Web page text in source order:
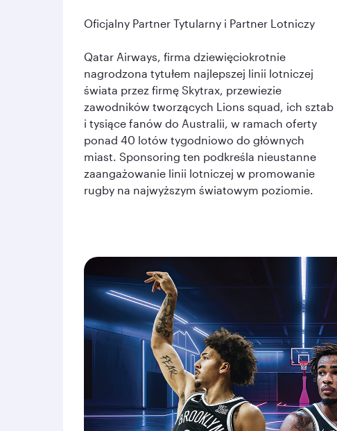
Oficjalny Partner Tytularny i Partner Lotniczy
Qatar Airways, firma dziewięciokrotnie
nagrodzona tytułem najlepszej linii lotniczej
świata przez firmę Skytrax, przewiezie
zawodników tworzących Lions squad, ich sztab
i tysiące fanów do Australii, w ramach oferty
ponad 40 lotów tygodniowo do głównych
miast. Sponsoring ten podkreśla nieustanne
zaangażowanie linii lotniczej w promowanie
rugby na najwyższym światowym poziomie.